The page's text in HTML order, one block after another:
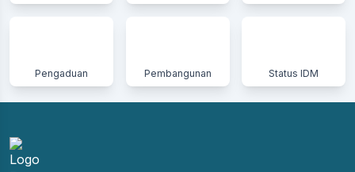
Pengaduan Pembangunan Status IDM